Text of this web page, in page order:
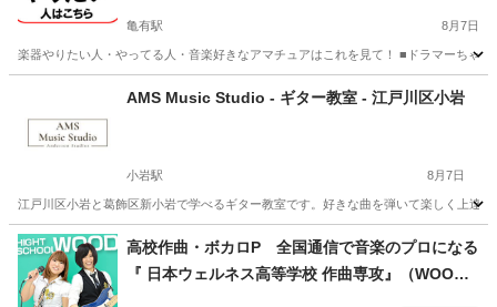
亀有駅 8月7日
楽器やりたい人・やってる人・音楽好きなアマチュアはこれを見て！ ■ドラマーちゃ
セッション
AMS Music Studio - ギター教室 - 江戸川区小岩
小岩駅 8月7日
江戸川区小岩と葛飾区新小岩で学べるギター教室です。好きな曲を弾いて楽しく上達
東京 江戸川区 小岩駅 ギター 音楽教室
高校作曲・ボカロP 全国通信で音楽のプロになる
『 日本ウェルネス高等学校 作曲専攻』（WOOD